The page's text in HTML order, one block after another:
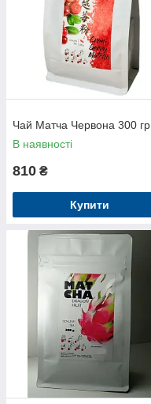
Чай Матча Червона 300 гр
В наявності
810 ₴
Купити